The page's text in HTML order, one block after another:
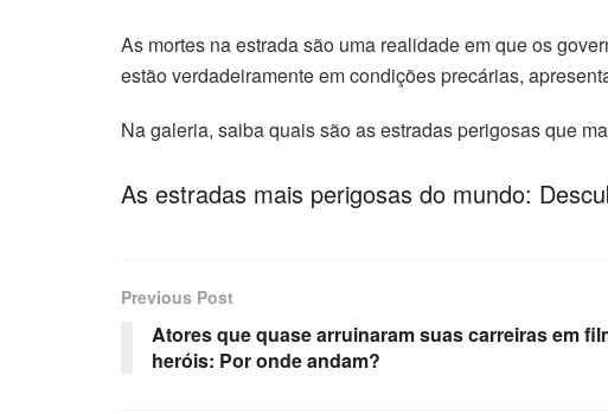
As mortes na estrada são uma realidade em que os
estão verdadeiramente em condições precárias,
Na galeria, saiba quais são as estradas perigosas que
As estradas mais perigosas do mundo:
Previous Post
Atores que quase arruinaram suas carreiras em
heróis: Por onde andam?